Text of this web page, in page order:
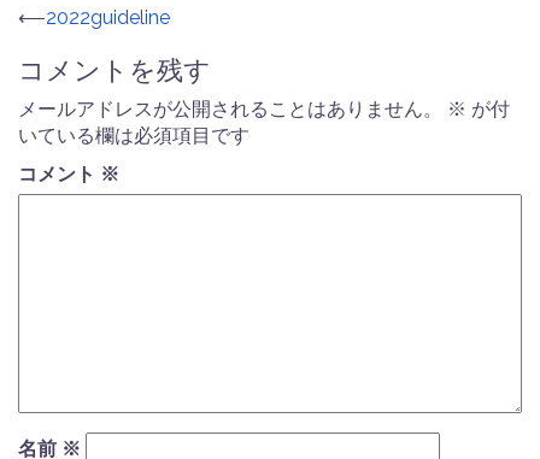
投
稿
ナ
ビ
ゲ
ー
⟵2022guideline
コメントを残す
メールアドレスが公開されることはありません。 ※ が付
いている欄は必須項目です
コメント ※
名前 ※